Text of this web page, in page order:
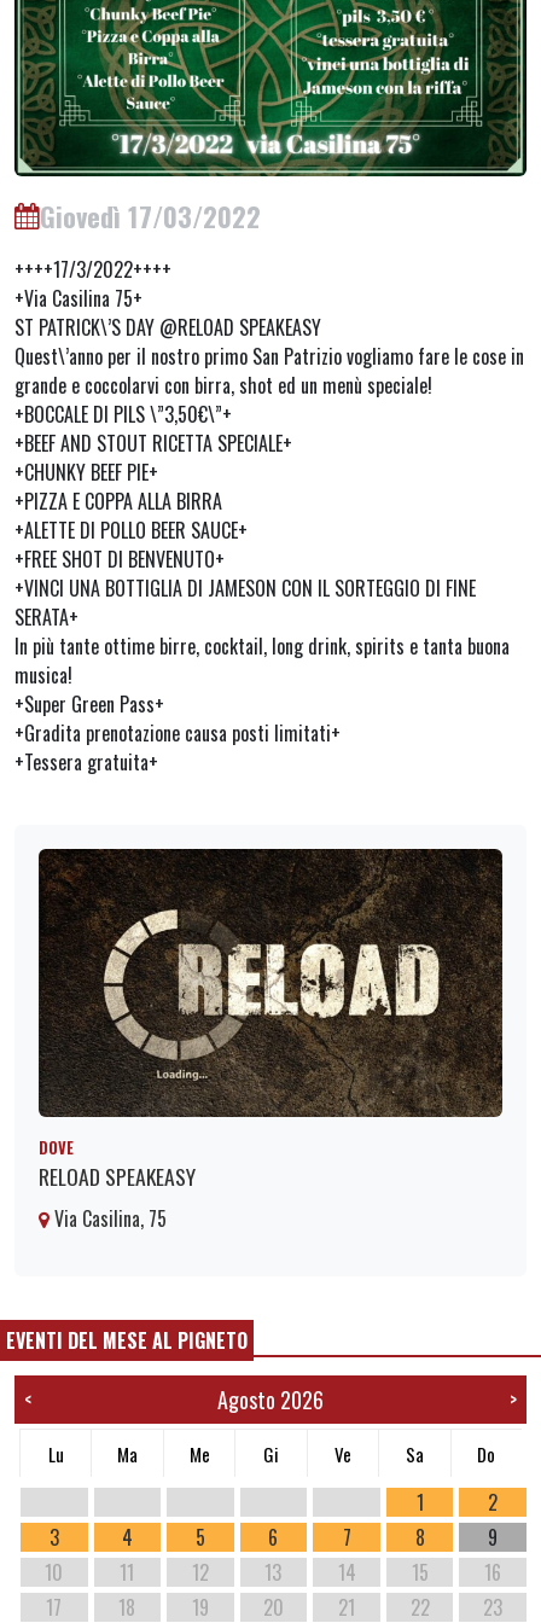
Giovedì 17/03/2022
++++17/3/2022++++
+Via Casilina 75+
ST PATRICK\’S DAY @RELOAD SPEAKEASY
Quest\’anno per il nostro primo San Patrizio vogliamo fare le cose in
grande e coccolarvi con birra, shot ed un menù speciale!
+BOCCALE DI PILS \”3,50€\”+
+BEEF AND STOUT RICETTA SPECIALE+
+CHUNKY BEEF PIE+
+PIZZA E COPPA ALLA BIRRA
+ALETTE DI POLLO BEER SAUCE+
+FREE SHOT DI BENVENUTO+
+VINCI UNA BOTTIGLIA DI JAMESON CON IL SORTEGGIO DI FINE
SERATA+
In più tante ottime birre, cocktail, long drink, spirits e tanta buona
musica!
+Super Green Pass+
+Gradita prenotazione causa posti limitati+
+Tessera gratuita+
DOVE
RELOAD SPEAKEASY
Via Casilina, 75
EVENTI DEL MESE AL PIGNETO
< Agosto 2026 >
Lu Ma Me Gi Ve Sa Do
1
2
3
4 5 6 7 8
9
10
11 12 13 14 15
16
17
18 19 20 21 22 23